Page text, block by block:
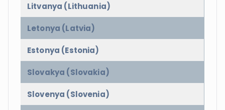
Litvanya (Lithuania)
Letonya (Latvia)
Estonya (Estonia)
Slovakya (Slovakia)
Slovenya (Slovenia)